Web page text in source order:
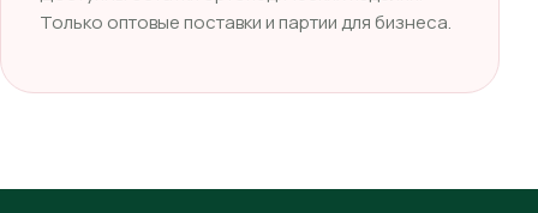
Только оптовые поставки и партии для бизнеса.